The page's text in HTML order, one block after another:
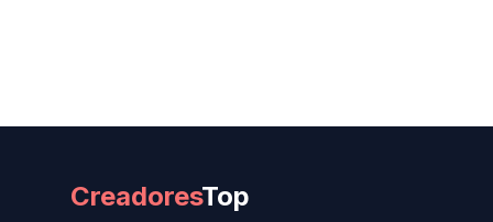
CreadoresTop